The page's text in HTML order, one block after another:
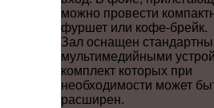
можно провести
фуршет или кофе-брейк.
Зал оснащен
мультимедийными
комплект которых при
необходимости может
расширен.